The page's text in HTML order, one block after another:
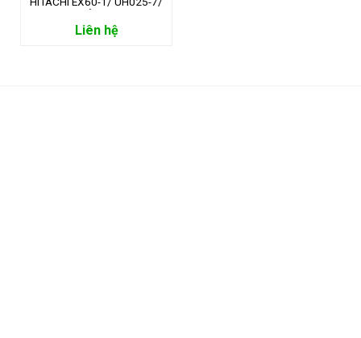
HITACHI
Liên hệ